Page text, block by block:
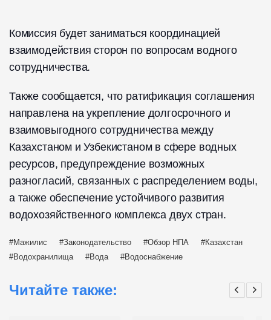
Комиссия будет заниматься координацией
взаимодействия сторон по вопросам водного
сотрудничества.
Также сообщается, что ратификация соглашения
направлена на укрепление долгосрочного и
взаимовыгодного сотрудничества между
Казахстаном и Узбекистаном в сфере водных
ресурсов, предупреждение возможных
разногласий, связанных с распределением воды,
а также обеспечение устойчивого развития
водохозяйственного комплекса двух стран.
Мажилис Законодательство Обзор НПА
Казахстан
Водохранилища
Вода Водоснабжение
Читайте также: